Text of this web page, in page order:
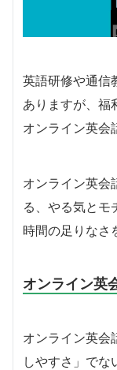
英語研修や通信
ありますが、福
オンライン英会
オンライン英会
る、やる気とモ
時間の足りなさ
オンライン英
オンライン英会
しやすさ」でな